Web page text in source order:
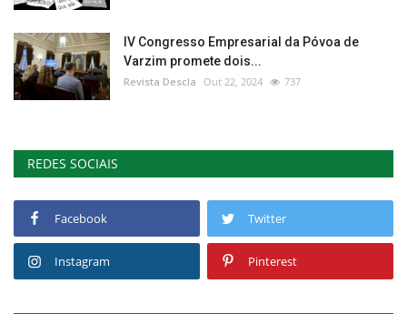
IV Congresso Empresarial da Póvoa de
Varzim promete dois...
Revista Descla Out 22, 2024 737
REDES SOCIAIS
Facebook Twitter
Instagram Pinterest